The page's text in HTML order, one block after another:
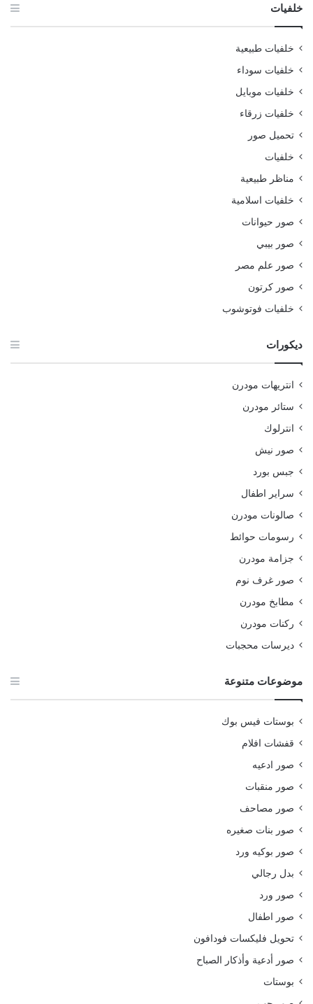
خلفيات
خلفيات طبيعية
خلفيات سوداء
خلفيات موبايل
خلفيات زرقاء
تحميل صور
خلفيات
مناظر طبيعية
خلفيات اسلامية
صور حيوانات
صور بيبي
صور علم مصر
صور كرتون
خلفيات فوتوشوب
ديكورات
انتريهات مودرن
ستائر مودرن
انترلوك
صور نيش
جبس بورد
سراير اطفال
صالونات مودرن
رسومات حوائط
جزامة مودرن
صور غرف نوم
مطابخ مودرن
ركنات مودرن
ديرسات محجبات
موضوعات متنوعة
بوستات فيس بوك
قفشات افلام
صور ادعيه
صور منقبات
صور مصاحف
صور بنات صغيره
صور بوكيه ورد
بدل رجالي
صور ورد
صور اطفال
تحويل فليكسات فودافون
صور أدعية وأذكار الصباح
بوستات